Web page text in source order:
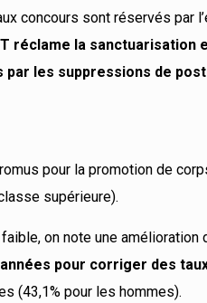
concours sont réservés
réclame la
par les suppressions de
pour la promotion de
supérieure).
on note une
pour corriger des
(43,1% pour les hommes).